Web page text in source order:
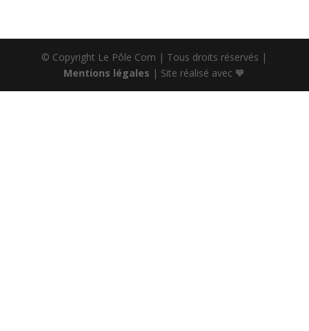
© Copyright Le Pôle Com | Tous droits réservés |
Mentions légales | Site réalisé avec 🧡